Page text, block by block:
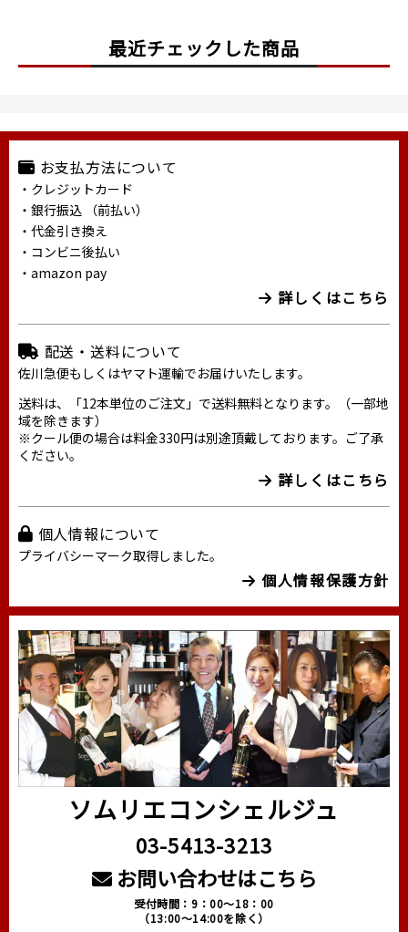
最近チェックした商品
お支払方法について
・クレジットカード
・銀行振込 （前払い）
・代金引き換え
・コンビニ後払い
・amazon pay
詳しくはこちら
配送・送料について
佐川急便もしくはヤマト運輸でお届けいたします。
送料は、「12本単位のご注文」で送料無料となります。（一部地
域を除きます）
※クール便の場合は料金330円は別途頂戴しております。ご了承
ください。
詳しくはこちら
個人情報について
プライバシーマーク取得しました。
個人情報保護方針
ソムリエコンシェルジュ
03-5413-3213
お問い合わせはこちら
受付時間：9：00～18：00
（13:00～14:00を除く）